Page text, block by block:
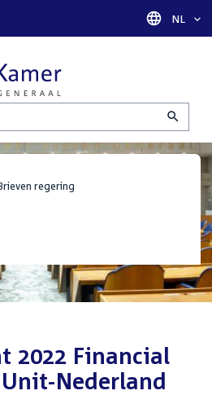
Taal
NL
regering
2022 Financial
Nederland